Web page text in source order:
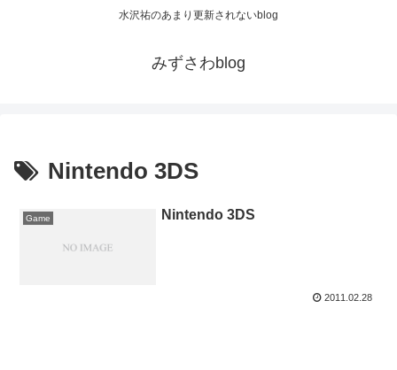
水沢祐のあまり更新されないblog
みずさわblog
Nintendo 3DS
Game Nintendo 3DS
2011.02.28